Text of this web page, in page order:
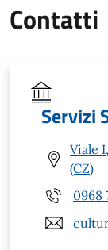
Contatti
Servizi
Viale
(CZ)
0968